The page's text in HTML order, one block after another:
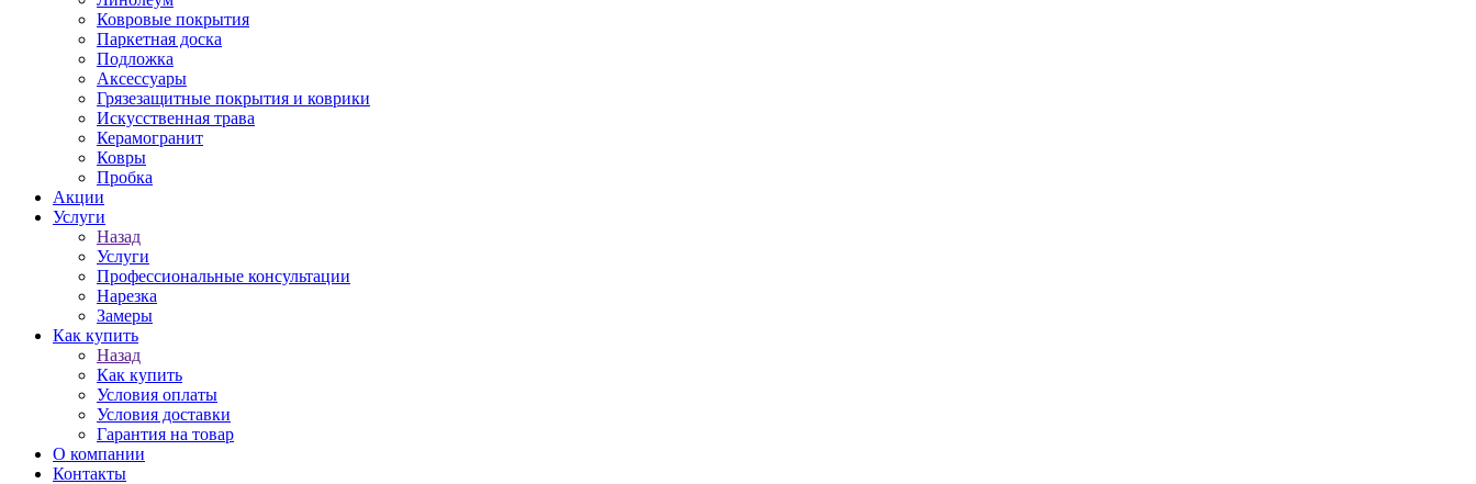
Ковровые покрытия
Паркетная доска
Подложка
Аксессуары
Грязезащитные покрытия и коврики
Искусственная трава
Керамогранит
Ковры
Пробка
Акции
Услуги
Назад
Услуги
Профессиональные консультации
Нарезка
Замеры
Как купить
Назад
Как купить
Условия оплаты
Условия доставки
Гарантия на товар
О компании
Контакты